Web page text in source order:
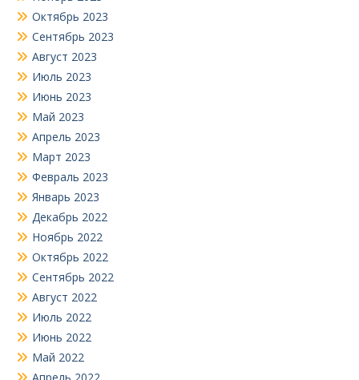
Октябрь 2023
Сентябрь 2023
Август 2023
Июль 2023
Июнь 2023
Май 2023
Апрель 2023
Март 2023
Февраль 2023
Январь 2023
Декабрь 2022
Ноябрь 2022
Октябрь 2022
Сентябрь 2022
Август 2022
Июль 2022
Июнь 2022
Май 2022